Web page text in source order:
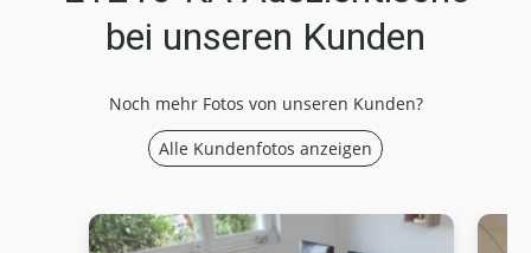
bei unseren Kunden
Noch mehr Fotos von unseren Kunden?
Alle Kundenfotos anzeigen